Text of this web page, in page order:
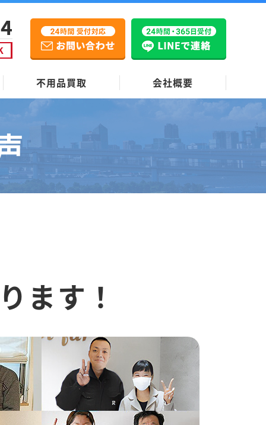
不用品買取 会社概要
ます！